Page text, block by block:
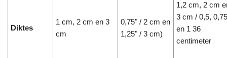
Diktes
1 cm, 2 cm en 3
cm
0,75" / 2 cm en
1,25" / 3 cm)
1,2 cm, 2 cm
3 cm / 0,5, 0,75
en 1 36
centimeter